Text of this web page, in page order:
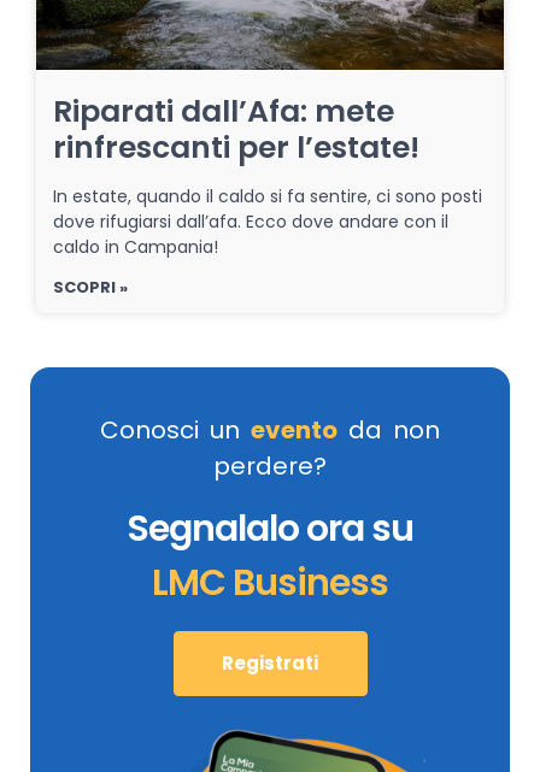
Riparati dall’Afa: mete
rinfrescanti per l’estate!
In estate, quando il caldo si fa sentire, ci sono posti
dove rifugiarsi dall’afa. Ecco dove andare con il
caldo in Campania!
SCOPRI »
Conosci un evento da non
perdere?
Segnalalo ora su
LMC Business
Registrati